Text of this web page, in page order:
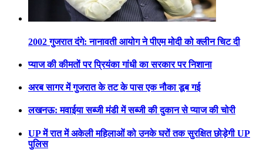
2002 गुजरात दंगे: नानावती आयोग ने पीएम मोदी को क्लीन चिट दी
प्याज की कीमतों पर प्रियंका गांधी का सरकार पर निशाना
अरब सागर में गुजरात के तट के पास एक नौका डूब गई
लखनऊ: मवाईया सब्जी मंडी में सब्जी की दुकान से प्याज की चोरी
UP में रात में अकेली महिलाओं को उनके घरों तक सुरक्षित छोड़ेगी UP
पुलिस